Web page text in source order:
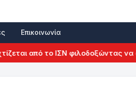
Επικοινωνία
από το ΙΣΝ φιλοδοξώντας να